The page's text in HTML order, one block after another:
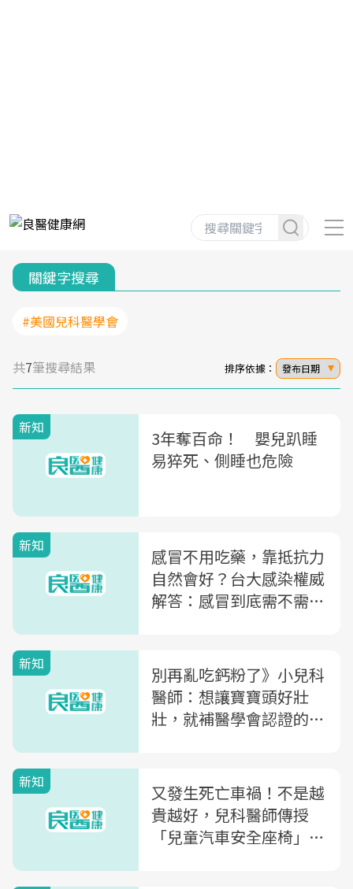
關鍵字搜尋
#美國兒科醫學會
共7筆搜尋結果 排序依據： 發布日期
新知
3年奪百命！ 嬰兒趴睡
易猝死、側睡也危險
新知
感冒不用吃藥，靠抵抗力
自然會好？台大感染權威
解答：感冒到底需不需要
新知
別再亂吃鈣粉了》小兒科
醫師：想讓寶寶頭好壯
壯，就補醫學會認證的這
新知
又發生死亡車禍！不是越
貴越好，兒科醫師傳授
「兒童汽車安全座椅」完